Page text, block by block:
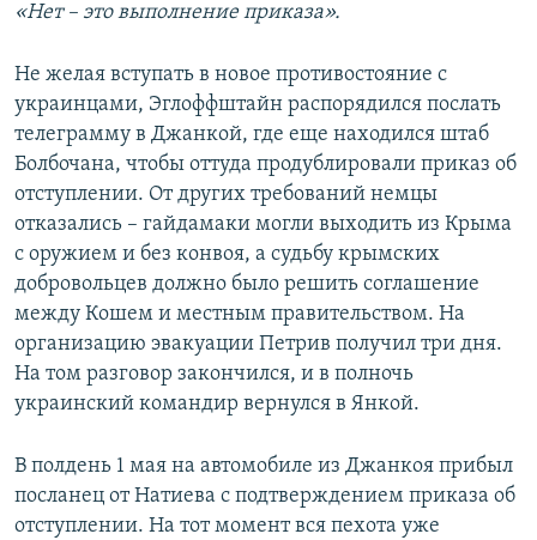
«Нет – это выполнение приказа».
Не желая вступать в новое противостояние с
украинцами, Эглоффштайн распорядился послать
телеграмму в Джанкой, где еще находился штаб
Болбочана, чтобы оттуда продублировали приказ об
отступлении. От других требований немцы
отказались – гайдамаки могли выходить из Крыма
с оружием и без конвоя, а судьбу крымских
добровольцев должно было решить соглашение
между Кошем и местным правительством. На
организацию эвакуации Петрив получил три дня.
На том разговор закончился, и в полночь
украинский командир вернулся в Янкой.
В полдень 1 мая на автомобиле из Джанкоя прибыл
посланец от Натиева с подтверждением приказа об
отступлении. На тот момент вся пехота уже